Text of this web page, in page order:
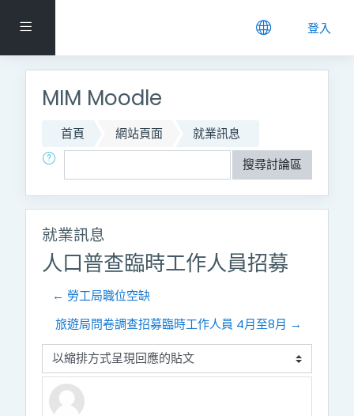
側板 登入
MIM Moodle
首頁 網站頁面
就業訊息
搜尋
搜尋討論區
就業訊息
人口普查臨時工作人員招募
← 勞工局職位空缺
旅遊局問卷調查招募臨時工作人員 4月至8月 →
顯示模式